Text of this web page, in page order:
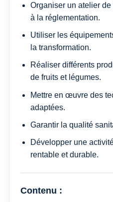
Organiser un atelier
à la réglementation.
Utiliser les
la transformation.
Réaliser différents
de fruits et légumes.
Mettre en œuvre des
adaptées.
Garantir la qualité
Développer une
rentable et durable.
Contenu :